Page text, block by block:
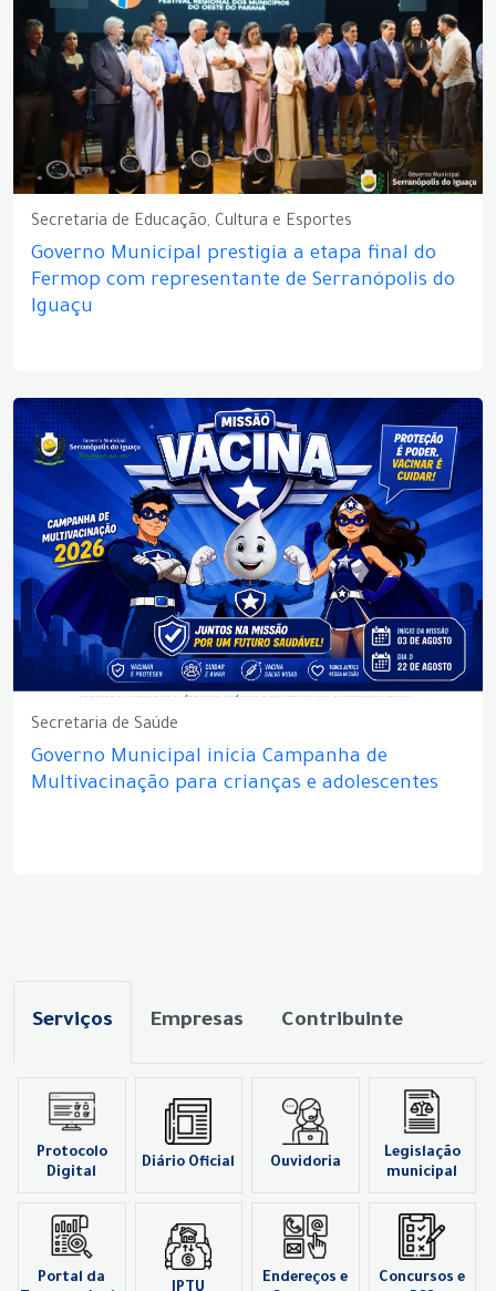
Secretaria de Educação, Cultura e Esportes
Governo Municipal prestigia a etapa final do
Fermop com representante de Serranópolis do
Iguaçu
Secretaria de Saúde
Governo Municipal inicia Campanha de
Multivacinação para crianças e adolescentes
Serviços Empresas Contribuinte
Protocolo
Digital
Diário Oficial Ouvidoria
Legislação
municipal
Portal da
Endereços e
Concursos e